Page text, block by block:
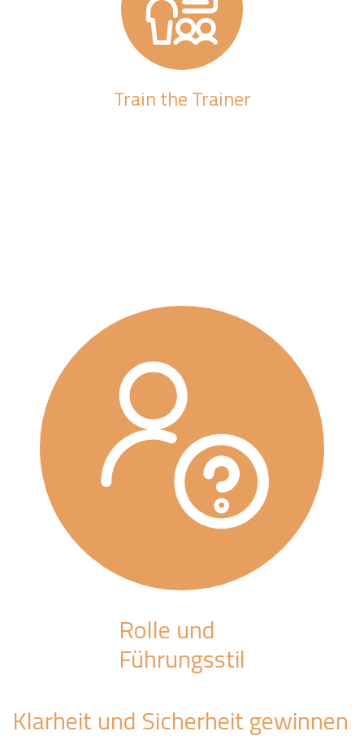
Train the Trainer
Rolle und
Führungsstil
Klarheit und Sicherheit gewinnen